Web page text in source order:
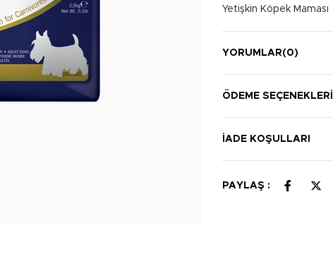
Yetişkin Köpek Maması
YORUMLAR(0)
ÖDEME SEÇENEKLERI
İADE KOŞULLARI
PAYLAŞ :